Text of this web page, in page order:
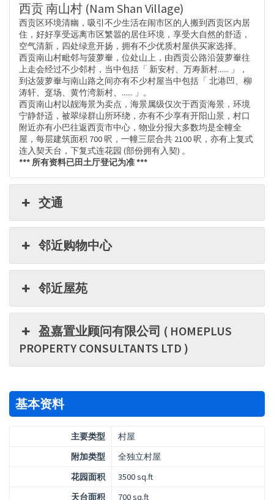
西贡 南山村 (Nam Shan Village)
西贡区环境清幽，吸引不少生活在闹市区的人搬到西贡区内居
住，好好享受远离市区繁嚣的居住环境，享受大自然的舒适，
空气清新，四处绿意开扬，拥有不少优质村屋供买家选择。
西贡南山村毗邻与菠萝輋，位处山上，由西贡公路沿菠萝輋往
上走会经过不少邻村，当中包括「 新安村、万寿新村...... 」，
到达菠萝輋与南山路之间亦有不少村屋当中包括「 北港凹、柳
涛轩、趸场、黄竹湾新村、...... 」。
西贡南山村以靓海景为卖点，海景属级仅次于西贡海景，环境
宁静舒适，被翠绿群山所环绕，亦有不少享有开阳山景，村口
附近亦有小巴往返西贡市中心，物业分报大多数均是全幢全
屋，每层建筑面积 700 呎，一幢三层合共 2100 呎，亦有上复式
连入契天台，下复式连花园 (部份拥有入契) 。
*** 所有资料已田土厅登记为准 ***
交通
邻近购物中心
邻近屋苑
盈嘉置业顾问有限公司 ( HOMEPLUS
PROPERTY CONSULTANTS LTD )
基本资料
主要类型
村屋
附加类型
全独立村屋
花园面积
3500 sq.ft
天台面积
700 sq.ft